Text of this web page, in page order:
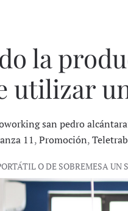
la
utilizar
san pedro
11,Promoción,
O DE SOBREMESA UN